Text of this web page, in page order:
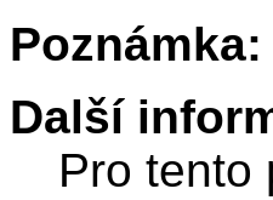
Poznámka:
Další
Pro tento